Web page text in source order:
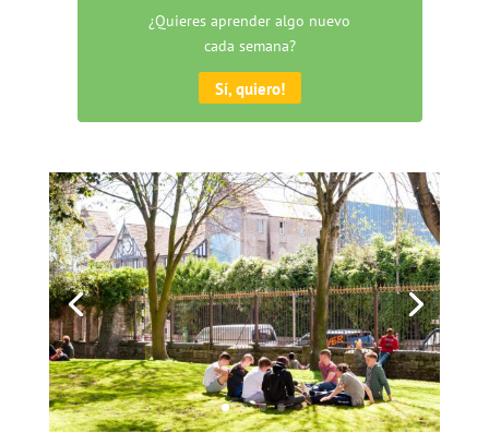
¿Quieres aprender algo nuevo
cada semana?
Sí, quiero!